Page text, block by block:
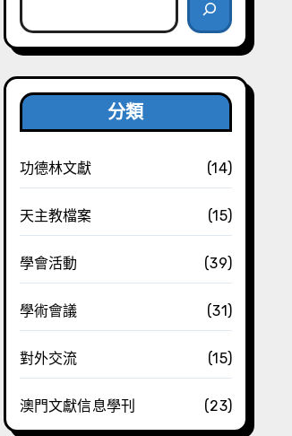
分類
功德林文獻 (14)
天主教檔案 (15)
學會活動 (39)
學術會議 (31)
對外交流 (15)
澳門文獻信息學刊 (23)